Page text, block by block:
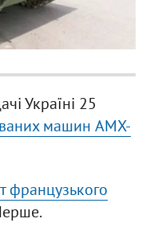
Україні 25
машин AMX-
французького